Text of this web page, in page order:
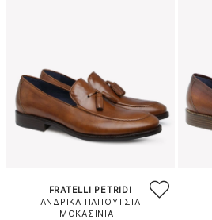
FRATELLI PETRIDI
ΑΝΔΡΙΚΑ ΠΑΠΟΥΤΣΙΑ
ΜΟΚΑΣΙΝΙΑ -